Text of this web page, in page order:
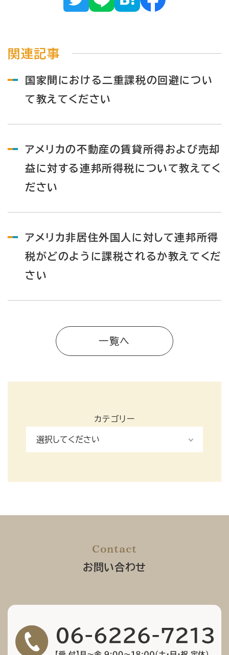
関連記事
国家間における二重課税の回避につい
て教えてください
アメリカの不動産の賃貸所得および売却
益に対する連邦所得税について教えてく
ださい
アメリカ非居住外国人に対して連邦所得
税がどのように課税されるか教えてくだ
さい
一覧へ
カテゴリー
Contact
お問い合わせ